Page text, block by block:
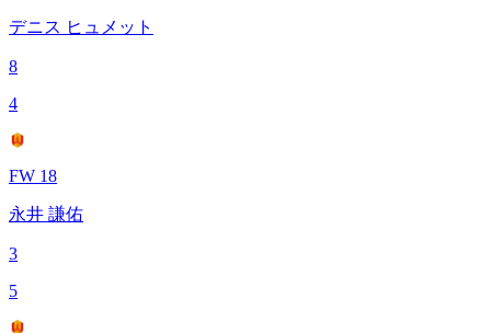
デニス ヒュメット
8
4
FW 18
永井 謙佑
3
5